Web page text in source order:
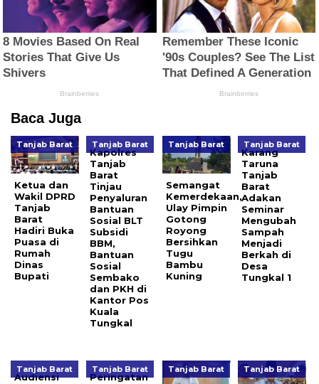
Baca Juga
Tanjab Barat
Ketua dan
Wakil DPRD
Tanjab
Barat
Hadiri Buka
Puasa di
Rumah
Dinas
Bupati
Tanjab Barat
Kapolres
Tanjab
Barat
Tinjau
Penyaluran
Bantuan
Sosial BLT
Subsidi
BBM,
Bantuan
Sosial
Sembako
dan PKH di
Kantor Pos
Kuala
Tungkal
Tanjab Barat
Semangat
Kemerdekaan,
Ulay Pimpin
Gotong
Royong
Bersihkan
Tugu
Bambu
Kuning
Tanjab Barat
Karang
Taruna
Tanjab
Barat
Adakan
Seminar
Mengubah
Sampah
Menjadi
Berkah di
Desa
Tungkal 1
Tanjab Barat
Audiensi
Tanjab Barat
Peringatan
Tanjab Barat Tanjab Barat